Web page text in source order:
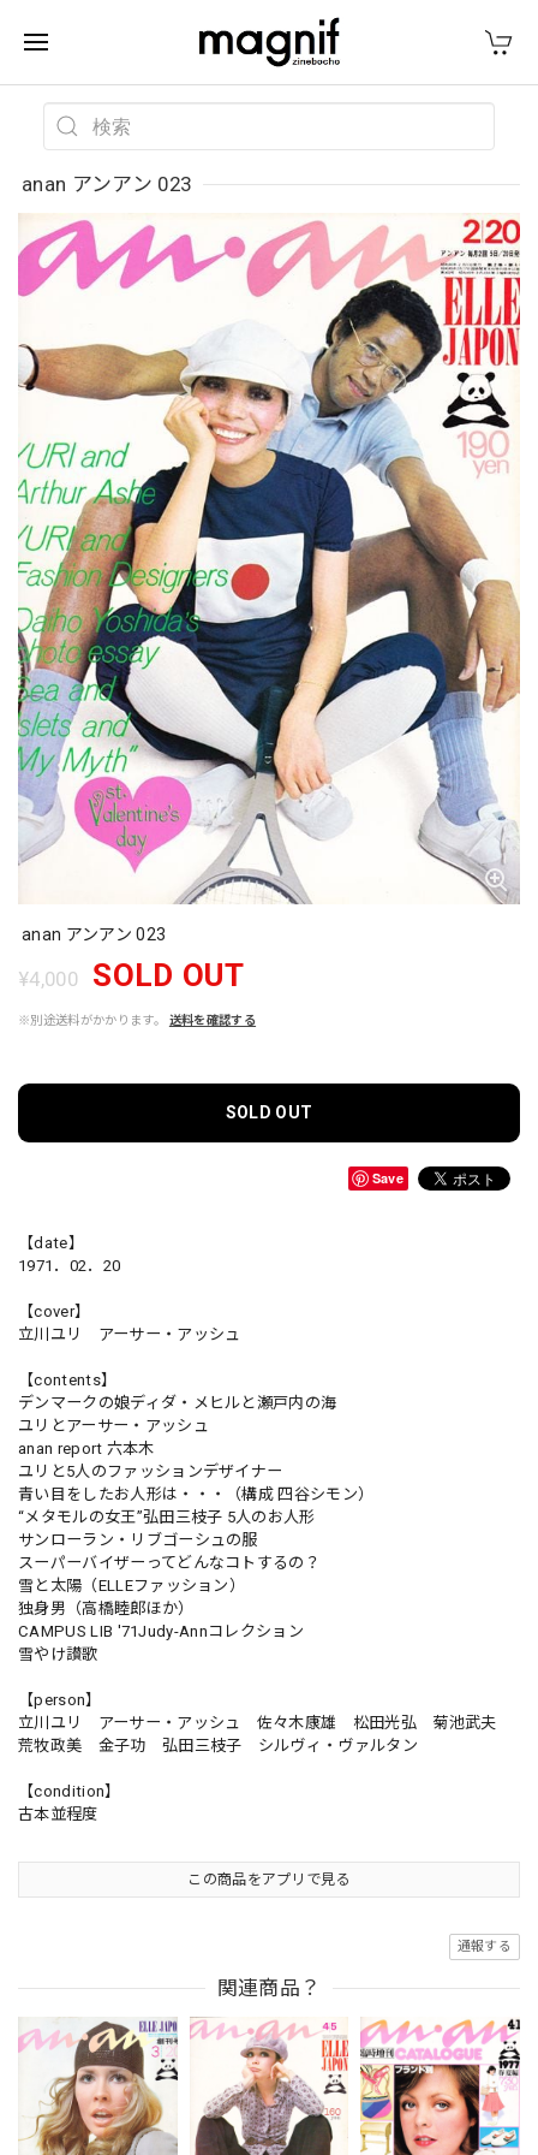
anan アンアン 023
anan アンアン 023
¥4,000 SOLD OUT
※別途送料がかかります。 送料を確認する
SOLD OUT
Save
【date】
1971．02．20
【cover】
立川ユリ アーサー・アッシュ
【contents】
デンマークの娘ディダ・メヒルと瀬戸内の海
ユリとアーサー・アッシュ
anan report 六本木
ユリと5人のファッションデザイナー
青い目をしたお人形は・・・（構成 四谷シモン）
“メタモルの女王”弘田三枝子 5人のお人形
サンローラン・リブゴーシュの服
スーパーバイザーってどんなコトするの？
雪と太陽（ELLEファッション）
独身男（高橋睦郎ほか）
CAMPUS LIB '71Judy-Annコレクション
雪やけ讃歌
【person】
立川ユリ アーサー・アッシュ 佐々木康雄 松田光弘 菊池武夫
荒牧政美 金子功 弘田三枝子 シルヴィ・ヴァルタン
【condition】
古本並程度
この商品をアプリで見る
通報する
関連商品？